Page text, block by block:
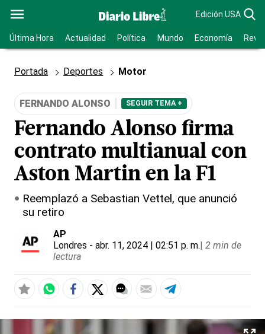
Edición USA
Última Hora Actualidad Política Mundo Economía
Portada Deportes Motor
FERNANDO ALONSO SEGUIR TEMA +
Fernando Alonso firma
contrato multianual con
Aston Martin en la F1
Reemplazó a Sebastian Vettel, que anunció
su retiro
AP
Londres - abr. 11, 2024 | 02:51 p. m.| 2 min de
lectura